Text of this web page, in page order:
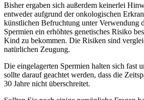
Bisher ergaben sich außerdem keinerlei
entweder aufgrund der onkologischen
künstlichen Befruchtung unter Verwendung
Spermien ein erhöhtes genetisches Risiko
Kind zu bekommen. Die Risiken sind
natürlichen Zeugung.
Die eingelagerten Spermien halten sich fast
sollte darauf geachtet werden, dass die
30 Jahre nicht überschreitet.